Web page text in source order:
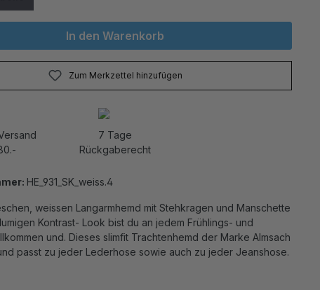
In den Warenkorb
Zum Merkzettel hinzufügen
7 Tage
Rückgaberecht
HE_931_SK_weiss.4
weissen Langarmhemd mit Stehkragen und Manschette
Kontrast- Look bist du an jedem Frühlings- und
und. Dieses slimfit Trachtenhemd der Marke Almsach
passt zu jeder Lederhose sowie auch zu jeder Jeanshose.